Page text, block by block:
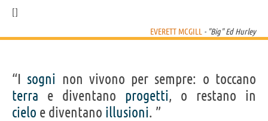
EVERETT MCGILL - "Big" Ed Hurley
“I sogni non vivono per sempre: o toccano
terra e diventano progetti, o restano in
cielo e diventano illusioni. ”